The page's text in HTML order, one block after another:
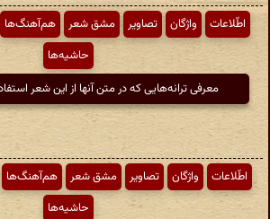
اطّلاعات واژگان تصاویر مشق شعر هم‌آهنگ‌ها
حاشیه‌ها
معرفی ترانه‌هایی که در متن آنها از این شعر
اطّلاعات واژگان تصاویر مشق شعر هم‌آهنگ‌ها
حاشیه‌ها